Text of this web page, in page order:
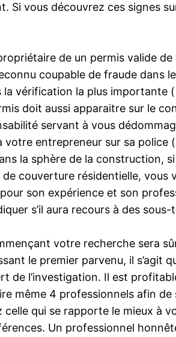
Si vous découvrez ces signes
de un permis valide de
coupable de fraude dans
la vérification la plus
doit aussi apparaitre sur le
servant à vous
entrepreneur sur sa police
la sphère de la construction,
couverture résidentielle,
son expérience et son
s’il aura recours à des
votre recherche sera
le premier parvenu, il s’agit
de l’investigation. Il est
même 4 professionnels afin
qui se rapporte le mieux à
Un professionnel